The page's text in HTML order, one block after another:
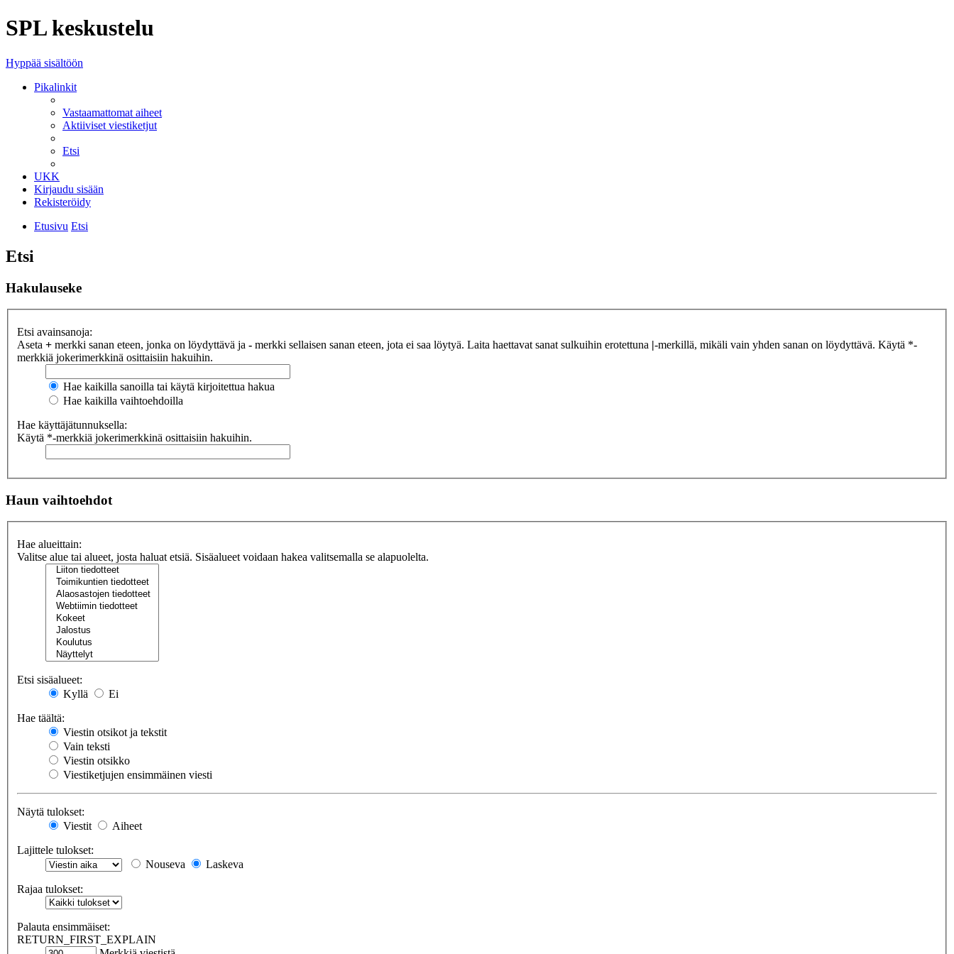
SPL keskustelu
Hyppää sisältöön
Pikalinkit
Vastaamattomat aiheet
Aktiiviset viestiketjut
Etsi
UKK
Kirjaudu sisään
Rekisteröidy
Etusivu Etsi
Etsi
Hakulauseke
Etsi avainsanoja:
Aseta + merkki sanan eteen, jonka on löydyttävä ja - merkki sellaisen sanan eteen, jota ei saa löytyä. Laita haettavat sanat sulkuihin erotettuna |-merkillä, mikäli vain yhden sanan on löydyttävä. Käytä *-
merkkiä jokerimerkkinä osittaisiin hakuihin.
Hae kaikilla sanoilla tai käytä kirjoitettua hakua
Hae kaikilla vaihtoehdoilla
Hae käyttäjätunnuksella:
Käytä *-merkkiä jokerimerkkinä osittaisiin hakuihin.
Haun vaihtoehdot
Hae alueittain:
Valitse alue tai alueet, josta haluat etsiä. Sisäalueet voidaan hakea valitsemalla se alapuolelta.
Etsi sisäalueet:
Kyllä
Ei
Hae täältä:
Viestin otsikot ja tekstit
Vain teksti
Viestin otsikko
Viestiketjujen ensimmäinen viesti
Näytä tulokset:
Viestit
Aiheet
Lajittele tulokset:
Nouseva
Laskeva
Rajaa tulokset:
Palauta ensimmäiset:
RETURN_FIRST_EXPLAIN